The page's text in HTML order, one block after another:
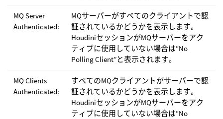
MQ Server
Authenticated:
MQサーバーがすべてのクライアントで認
証されているかどうかを表示します。
HoudiniセッションがMQサーバーをアク
ティブに使用していない場合は“No
Polling Client”と表示されます。
MQ Clients
Authenticated:
すべてのMQクライアントがサーバーで認
証されているかどうかを表示します。
HoudiniセッションがMQサーバーをアク
ティブに使用していない場合は“No